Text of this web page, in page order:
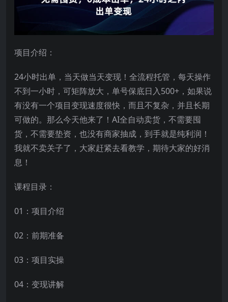
项目介绍：
24小时出单，当天做当天变现！全流程托管，每天操作
不到一小时，可矩阵放大，单号保底日入500+，如果说
有没有一个项目变现速度很快，而且不复杂，并且长期
可做的。那么今天他来了！AI全自动卖货，不需要囤
货，不需要垫资，也没有商家抽成，到手就是纯利润！
我就不卖关子了，大家赶紧去看教学，期待大家的好消
息！
课程目录：
01：项目介绍
02：前期准备
03：项目实操
04：变现讲解